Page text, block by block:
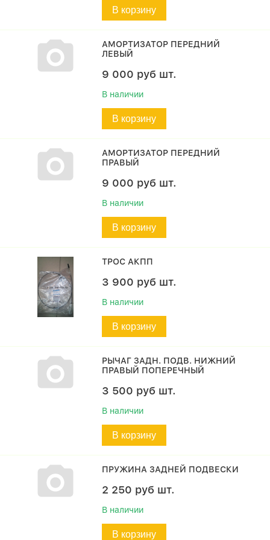
В корзину
АМОРТИЗАТОР ПЕРЕДНИЙ
ЛЕВЫЙ
9 000 руб шт.
В наличии
В корзину
АМОРТИЗАТОР ПЕРЕДНИЙ
ПРАВЫЙ
9 000 руб шт.
В наличии
В корзину
ТРОС АКПП
3 900 руб шт.
В наличии
В корзину
РЫЧАГ ЗАДН. ПОДВ. НИЖНИЙ
ПРАВЫЙ ПОПЕРЕЧНЫЙ
3 500 руб шт.
В наличии
В корзину
ПРУЖИНА ЗАДНЕЙ ПОДВЕСКИ
2 250 руб шт.
В наличии
В корзину